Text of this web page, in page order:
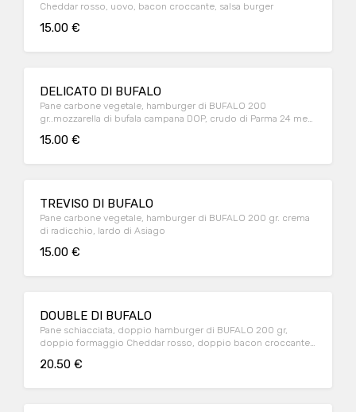
Cheddar rosso, uovo, bacon croccante, salsa burger
15.00 €
DELICATO DI BUFALO
Pane carbone vegetale, hamburger di BUFALO 200
gr..mozzarella di bufala campana DOP, crudo di Parma 24 mesi
15.00 €
TREVISO DI BUFALO
Pane carbone vegetale, hamburger di BUFALO 200 gr. crema
di radicchio, lardo di Asiago
15.00 €
DOUBLE DI BUFALO
Pane schiacciata, doppio hamburger di BUFALO 200 gr,
doppio formaggio Cheddar rosso, doppio bacon croccante,
20.50 €